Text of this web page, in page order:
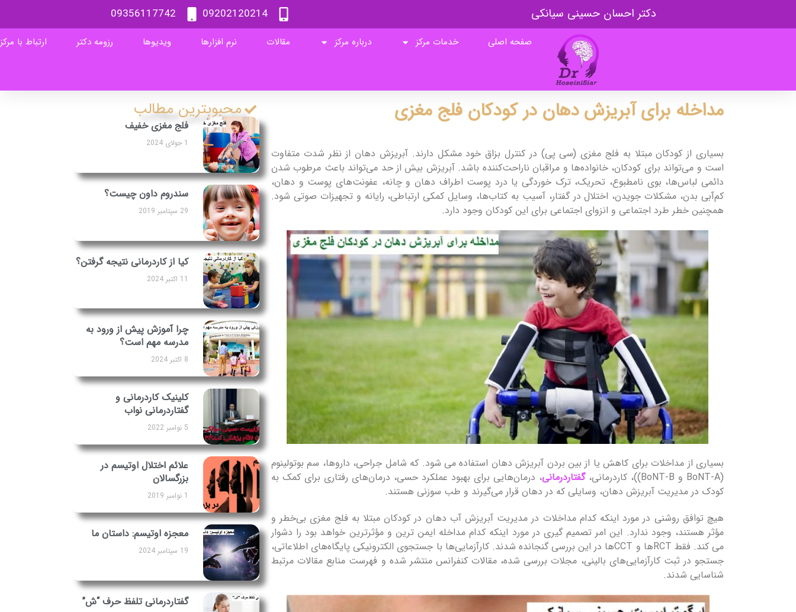
دکتر احسان حسینی سیانکی 09202120214
09356117742
صفحه اصلی خدمات مرکز درباره مرکز مقالات نرم افزارها ویدیوها رزومه دکتر ارتباط با مرکز
مداخله برای آبریزش دهان در کودکان فلج مغزی
بسیاری از کودکان مبتلا به فلج مغزی (سی پی) در کنترل بزاق خود مشکل دارند. آبریزش دهان از نظر شدت متفاوت
است و می‌تواند برای کودکان، خانواده‌ها و مراقبان ناراحت‌کننده باشد. آبریزش بیش از حد می‌تواند باعث مرطوب شدن
دائمی لباس‌ها، بوی نامطبوع، تحریک، ترک خوردگی یا درد پوست اطراف دهان و چانه، عفونت‌های پوست و دهان،
کم‌آبی بدن، مشکلات جویدن، اختلال در گفتار، آسیب به کتاب‌ها، وسایل کمکی ارتباطی، رایانه و تجهیزات صوتی شود.
همچنین خطر طرد اجتماعی و انزوای اجتماعی برای این کودکان وجود دارد.
بسیاری از مداخلات برای کاهش یا از بین بردن آبریزش دهان استفاده می شود. که شامل جراحی، داروها، سم بوتولینوم
(BoNT-A و BoNT-B))، کاردرمانی،
گفتاردرمانی، درمان‌هایی برای بهبود عملکرد حسی، درمان‌های رفتاری برای کمک به
کودک در مدیریت آبریزش دهان، وسایلی که در دهان قرار می‌گیرند و طب سوزنی هستند.
هیچ توافق روشنی در مورد اینکه کدام مداخلات در مدیریت آبریزش آب دهان در کودکان مبتلا به فلج مغزی بی‌خطر و
مؤثر هستند، وجود ندارد. این امر تصمیم گیری در مورد اینکه کدام مداخله ایمن ترین و مؤثرترین خواهد بود را دشوار
می کند.
فقط RCTها و CCTها در این بررسی گنجانده شدند. کارآزمایی‌ها با جستجوی الکترونیکی پایگاه‌های اطلاعاتی،
جستجو در ثبت کارآزمایی‌های بالینی، مجلات بررسی شده، مقالات کنفرانس منتشر شده و فهرست منابع مقالات مرتبط
شناسایی شدند.
محبوبترین مطالب
فلج مغزی خفیف
1 جولای 2024
سندروم داون چیست؟
29 سپتامبر 2019
کیا از کاردرمانی نتیجه گرفتن؟
11 اکتبر 2024
چرا آموزش پیش از ورود به
مدرسه مهم است؟
8 اکتبر 2024
کلینیک کاردرمانی و
گفتاردرمانی نواب
5 نوامبر 2022
علائم اختلال اوتیسم در
بزرگسالان
1 نوامبر 2019
معجزه اوتیسم: داستان ما
19 سپتامبر 2024
گفتاردرمانی تلفظ حرف “ش”